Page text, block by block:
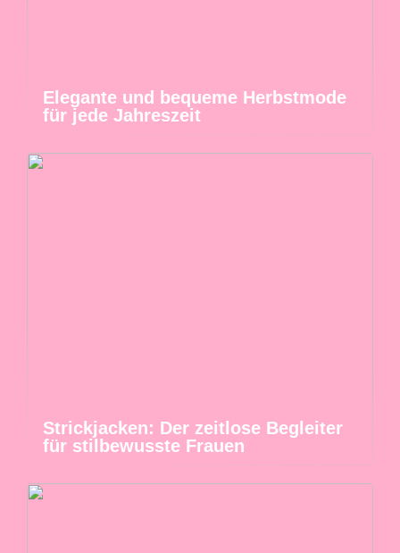
Elegante und bequeme Herbstmode
für jede Jahreszeit
Strickjacken: Der zeitlose Begleiter
für stilbewusste Frauen